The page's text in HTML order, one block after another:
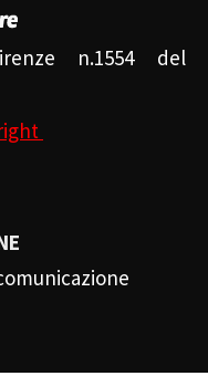
n.1554 del